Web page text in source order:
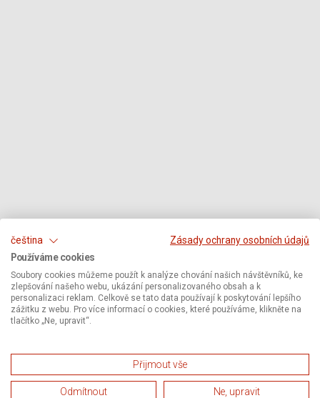
čeština
Zásady ochrany osobních údajů
Používáme cookies
Soubory cookies můžeme použít k analýze chování našich návštěvníků, ke
zlepšování našeho webu, ukázání personalizovaného obsah a k
personalizaci reklam. Celkově se tato data používají k poskytování lepšího
zážitku z webu. Pro více informací o cookies, které používáme, klikněte na
tlačítko „Ne, upravit“.
Přijmout vše
Odmítnout Ne, upravit